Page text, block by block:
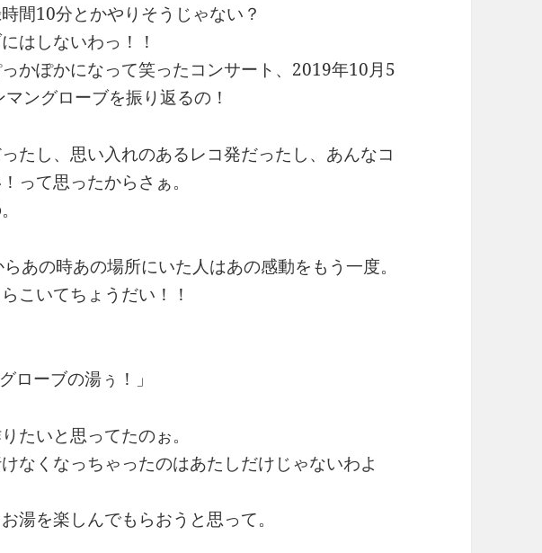
間10分とかやりそうじゃない？
はしないわっ！！
かぽかになって笑ったコンサート、2019年10月5
ングローブを振り返るの！
たし、思い入れのあるレコ発だったし、あんなコ
って思ったからさぁ。
あの時あの場所にいた人はあの感動をもう一度。
こいてちょうだい！！
ローブの湯ぅ！」
たいと思ってたのぉ。
なくなっちゃったのはあたしだけじゃないわよ
湯を楽しんでもらおうと思って。